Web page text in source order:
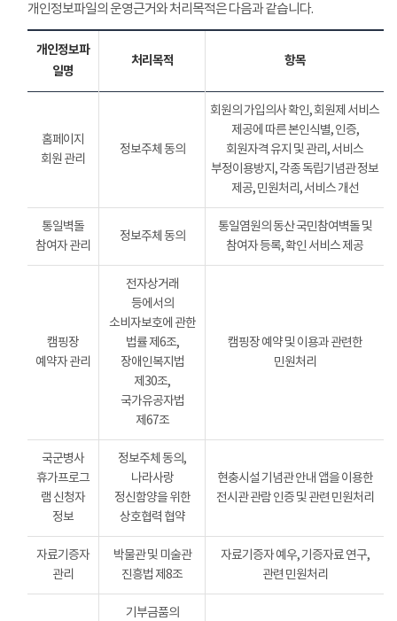
개인정보파일의 운영근거와 처리목적은 다음과 같습니다.
개인정보파
일명
처리목적 항목
홈페이지
회원 관리
정보주체 동의
회원의 가입의사 확인, 회원제 서비스
제공에 따른 본인식별, 인증,
회원자격 유지 및 관리, 서비스
부정이용방지, 각종 독립기념관 정보
제공, 민원처리, 서비스 개선
통일벽돌
참여자 관리
정보주체 동의
통일염원의 동산 국민참여벽돌 및
참여자 등록, 확인 서비스 제공
캠핑장
예약자 관리
전자상거래
등에서의
소비자보호에 관한
법률 제6조,
장애인복지법
제30조,
국가유공자법
제67조
캠핑장 예약 및 이용과 관련한
민원처리
국군병사
휴가프로그
램 신청자
정보
정보주체 동의,
나라사랑
정신함양을 위한
상호협력 협약
현충시설 기념관 안내 앱을 이용한
전시관 관람 인증 및 관련 민원처리
자료기증자
관리
박물관 및 미술관
진흥법 제8조
자료기증자 예우, 기증자료 연구,
관련 민원처리
기부금품의